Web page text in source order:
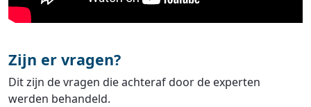
Zijn er vragen?
Dit zijn de vragen die achteraf door de experten
werden behandeld.